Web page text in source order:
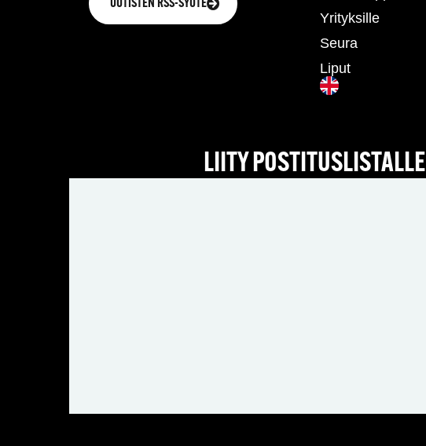
UUTISTEN RSS-SYÖTE
Yrityksille
Seura
Liput
LIITY POSTITUSLISTALLE